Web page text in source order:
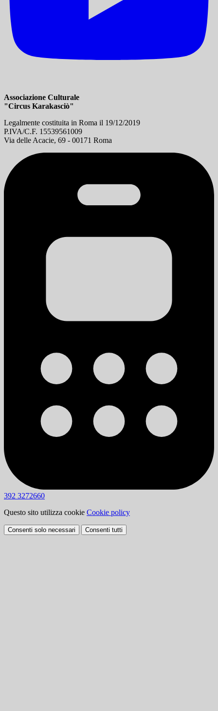
Associazione Culturale
"Circus Karakasciò"
Legalmente costituita in Roma il 19/12/2019
P.IVA/C.F. 15539561009
Via delle Acacie, 69 - 00171 Roma
392 3272660
Questo sito utilizza cookie Cookie policy
Consenti solo necessari Consenti tutti